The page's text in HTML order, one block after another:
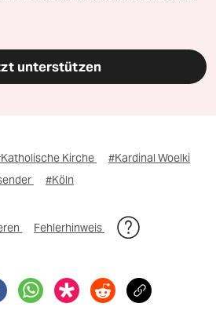
unterstützen
Kirche
#Kardinal Woelki
#Köln
Fehlerhinweis